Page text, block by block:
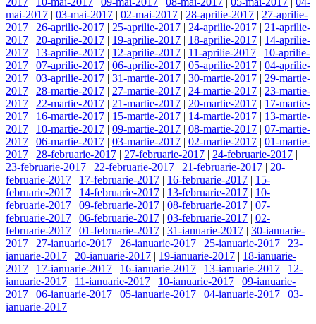
mai-2017 | 03-mai-2017 | 02-mai-2017 | 28-aprilie-2017 | 27-aprilie-
2017 | 26-aprilie-2017 | 25-aprilie-2017 | 24-aprilie-2017 | 21-aprilie-
2017 | 20-aprilie-2017 | 19-aprilie-2017 | 18-aprilie-2017 | 14-aprilie-
2017 | 13-aprilie-2017 | 12-aprilie-2017 | 11-aprilie-2017 | 10-aprilie-
2017 | 07-aprilie-2017 | 06-aprilie-2017 | 05-aprilie-2017 | 04-aprilie-
2017 | 03-aprilie-2017 | 31-martie-2017 | 30-martie-2017 | 29-martie-
2017 | 28-martie-2017 | 27-martie-2017 | 24-martie-2017 | 23-martie-
2017 | 22-martie-2017 | 21-martie-2017 | 20-martie-2017 | 17-martie-
2017 | 16-martie-2017 | 15-martie-2017 | 14-martie-2017 | 13-martie-
2017 | 10-martie-2017 | 09-martie-2017 | 08-martie-2017 | 07-martie-
2017 | 06-martie-2017 | 03-martie-2017 | 02-martie-2017 | 01-martie-
2017 | 28-februarie-2017 | 27-februarie-2017 | 24-februarie-2017 |
23-februarie-2017 | 22-februarie-2017 | 21-februarie-2017 | 20-
februarie-2017 | 17-februarie-2017 | 16-februarie-2017 | 15-
februarie-2017 | 14-februarie-2017 | 13-februarie-2017 | 10-
februarie-2017 | 09-februarie-2017 | 08-februarie-2017 | 07-
februarie-2017 | 06-februarie-2017 | 03-februarie-2017 | 02-
februarie-2017 | 01-februarie-2017 | 31-ianuarie-2017 | 30-ianuarie-
2017 | 27-ianuarie-2017 | 26-ianuarie-2017 | 25-ianuarie-2017 | 23-
ianuarie-2017 | 20-ianuarie-2017 | 19-ianuarie-2017 | 18-ianuarie-
2017 | 17-ianuarie-2017 | 16-ianuarie-2017 | 13-ianuarie-2017 | 12-
ianuarie-2017 | 11-ianuarie-2017 | 10-ianuarie-2017 | 09-ianuarie-
2017 | 06-ianuarie-2017 | 05-ianuarie-2017 | 04-ianuarie-2017 | 03-
ianuarie-2017 |